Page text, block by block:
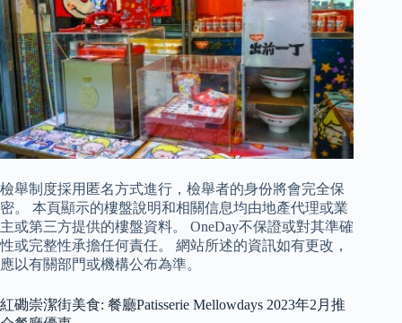
檢舉制度採用匿名方式進行，檢舉者的身份將會完全保
密。 本頁顯示的樓盤說明和相關信息均由地產代理或業
主或第三方提供的樓盤資料。 OneDay不保證或對其準確
性或完整性承擔任何責任。 網站所述的資訊如有更改，
應以有關部門或機構公布為準。
紅磡崇潔街美食: 餐廳Patisserie Mellowdays 2023年2月推